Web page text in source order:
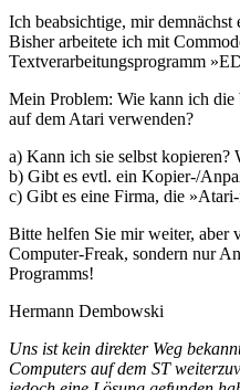
Ich beabsichtige, mir
Bisher arbeitete ich mit
Textverarbeitungsprogramm
Mein Problem: Wie kann ich die
auf dem Atari verwenden?
a) Kann ich sie selbst kopieren?
b) Gibt es evtl. ein Kopier-/
c) Gibt es eine Firma, die
Bitte helfen Sie mir weiter, aber
Computer-Freak, sondern nur
Programms!
Hermann Dembowski
Uns ist kein direkter Weg
Computers auf dem ST